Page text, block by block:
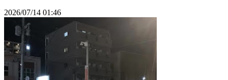
2026/07/14 01:46